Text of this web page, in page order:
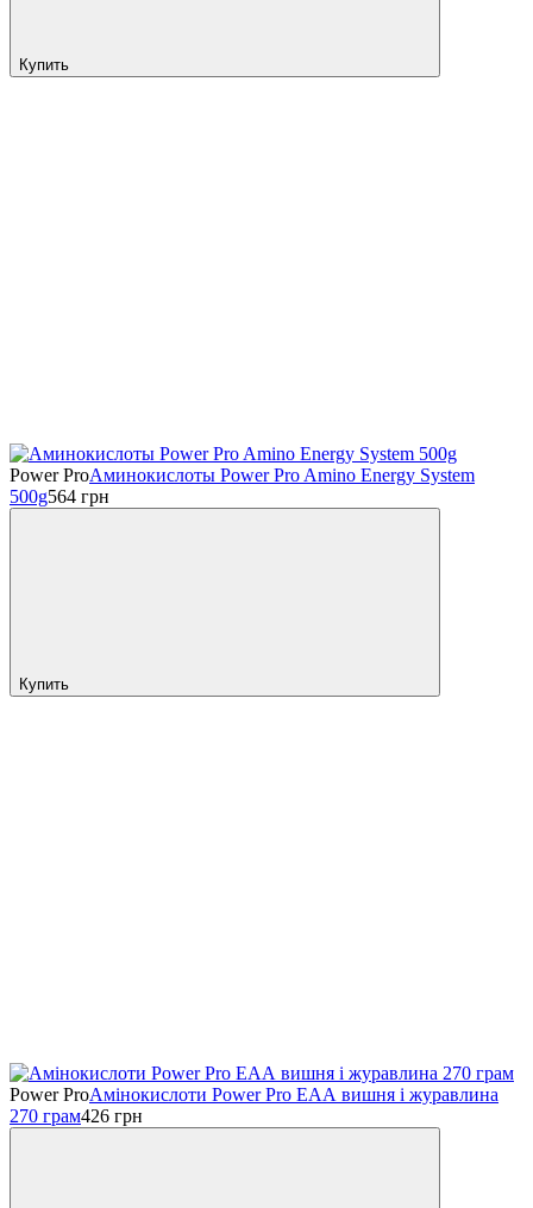
Купить
Power ProАминокислоты Power Pro Amino Energy System
500g564 грн
Купить
Power ProАмінокислоти Power Pro ЕАА вишня і журавлина
270 грам426 грн